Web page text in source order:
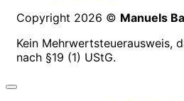
Copyright 2026 © Manuels
Kein Mehrwertsteuerausweis,
nach §19 (1) UStG.